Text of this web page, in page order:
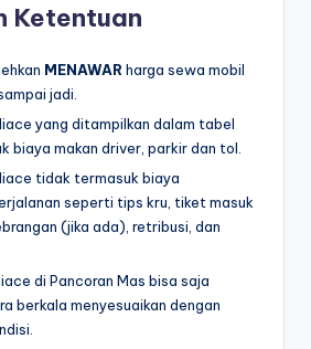
Ketentuan
MENAWAR harga sewa mobil
jadi.
yang ditampilkan dalam tabel
biaya makan driver, parkir dan tol.
tidak termasuk biaya
seperti tips kru, tiket masuk
(jika ada), retribusi, dan
di Pancoran Mas bisa saja
berkala menyesuaikan dengan